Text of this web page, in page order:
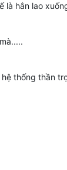
là hắn lao
thống thần